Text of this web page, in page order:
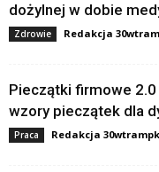
dożylnej w dobie
Zdrowie Redakcja
Pieczątki firmowe
wzory pieczątek dla
Praca Redakcja